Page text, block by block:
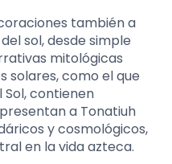
también a
sol, desde simple
mitológicas
solares, como el que
contienen
a Tonatiuh
y cosmológicos,
en la vida azteca.